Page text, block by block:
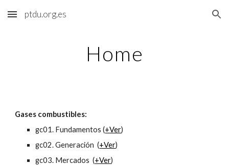
Skip to main content Skip to navigation
ptdu.org.es
Home
Gases combustibles:
gc01. Fundamentos (+Ver)
gc02. Generación (+Ver)
gc03. Mercados (+Ver)